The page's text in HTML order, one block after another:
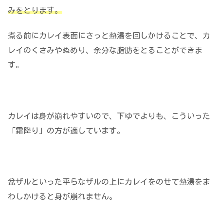
みをとります。
煮る前にカレイ表面にさっと熱湯を回しかけることで、カ
レイのくさみやぬめり、余分な脂肪をとることができま
す。
カレイは身が崩れやすいので、下ゆでよりも、こういった
「霜降り」の方が適しています。
盆ザルといった平らなザルの上にカレイをのせて熱湯をま
わしかけると身が崩れません。